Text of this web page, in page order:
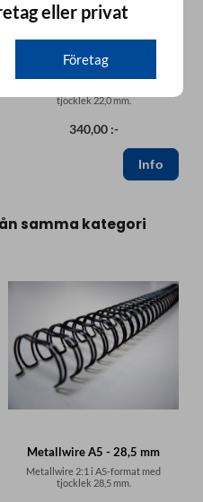
Metallwire A5 - 22,0 mm
tjocklek 22,0 mm.
340,00 :-
samma kategori
Metallwire A5 - 28,5 mm
Metallwire 2:1 i A5-format med
tjocklek 28,5 mm.
eller privat
Företag